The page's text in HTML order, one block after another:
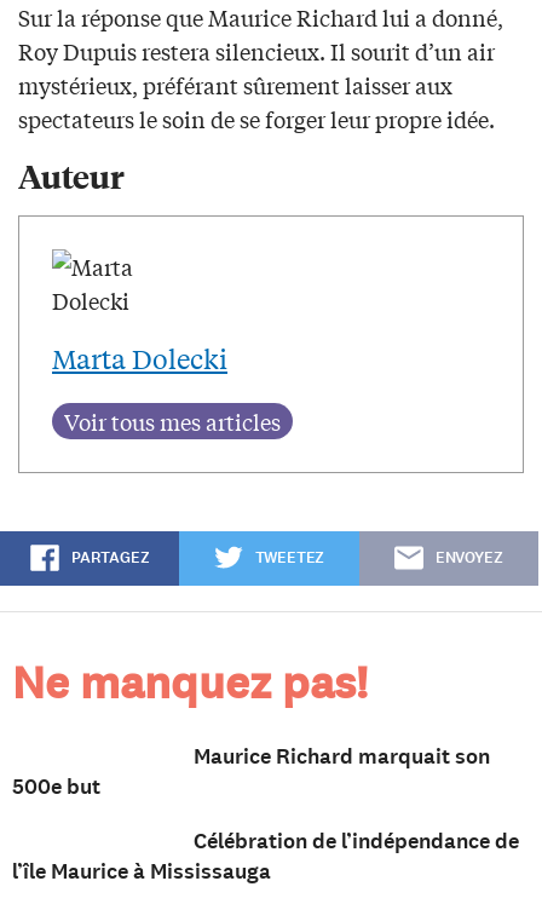
Sur la réponse que Maurice Richard lui a donné,
Roy Dupuis restera silencieux. Il sourit d’un air
mystérieux, préférant sûrement laisser aux
spectateurs le soin de se forger leur propre idée.
Auteur
Marta Dolecki
PARTAGEZ TWEETEZ ENVOYEZ
Ne manquez pas!
Maurice Richard marquait son
500e but
Célébration de l’indépendance de
l’île Maurice à Mississauga